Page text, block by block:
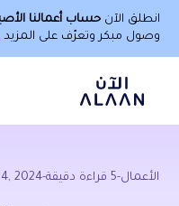
انطلق الآن حساب أعمالنا
وصول مبكر وتعرّف على المزيد
الأعمال-
5 قراءة دقيقة-
2024